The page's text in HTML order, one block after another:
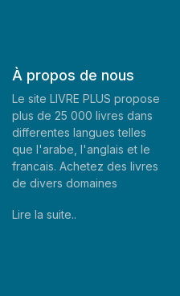
À propos de nous
Le site LIVRE PLUS propose
plus de 25 000 livres dans
differentes langues telles
que l'arabe, l'anglais et le
francais. Achetez des livres
de divers domaines
Lire la suite..